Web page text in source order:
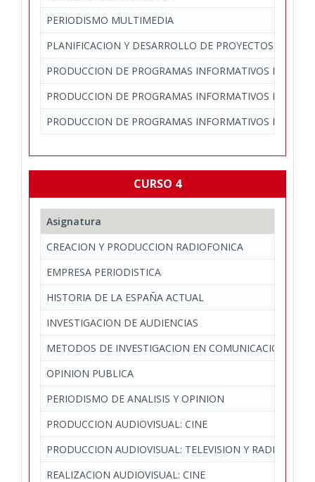
PERIODISMO MULTIMEDIA
PLANIFICACION Y DESARROLLO DE PROYECTOS EN LA
PRODUCCION DE PROGRAMAS INFORMATIVOS EN
PRODUCCION DE PROGRAMAS INFORMATIVOS EN
PRODUCCION DE PROGRAMAS INFORMATIVOS EN
CURSO 4
Asignatura
CREACION Y PRODUCCION RADIOFONICA
EMPRESA PERIODISTICA
HISTORIA DE LA ESPAÑA ACTUAL
INVESTIGACION DE AUDIENCIAS
METODOS DE INVESTIGACION EN COMUNICACION
OPINION PUBLICA
PERIODISMO DE ANALISIS Y OPINION
PRODUCCION AUDIOVISUAL: CINE
PRODUCCION AUDIOVISUAL: TELEVISION Y RADIO
REALIZACION AUDIOVISUAL: CINE